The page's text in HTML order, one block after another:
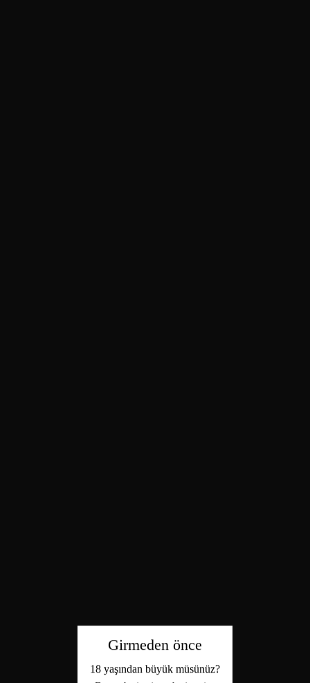
Girmeden önce
18 yaşından büyük müsünüz?